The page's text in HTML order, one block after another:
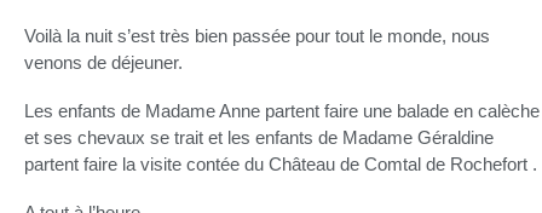
Voilà la nuit s’est très bien passée pour tout le monde, nous
venons de déjeuner.
Les enfants de Madame Anne partent faire une balade en calèche
et ses chevaux se trait et les enfants de Madame Géraldine
partent faire la visite contée du Château de Comtal de Rochefort .